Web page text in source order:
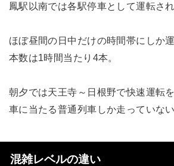
鳳駅以南では各駅停車として運転され
ほぼ昼間の日中だけの時間帯にしか
本数は1時間当たり4本。
朝夕では天王寺～日根野で快速運転
車に当たる普通列車しか走っていない
混雑レベルの違い